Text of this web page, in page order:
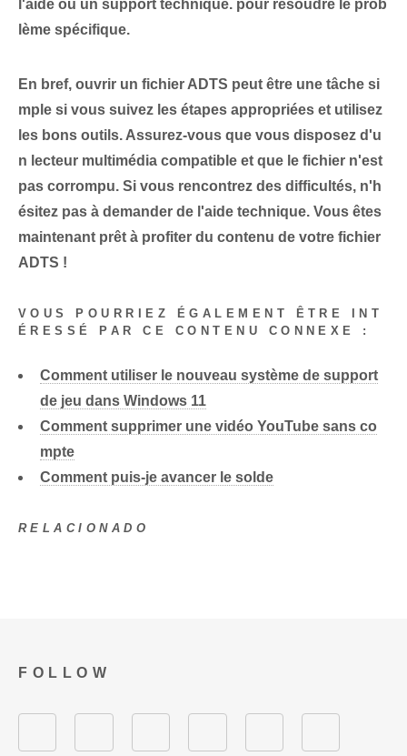
l'aide ou un support technique. pour résoudre le prob
lème spécifique.
En bref, ouvrir un fichier ADTS peut être une tâche si
mple si vous suivez les étapes appropriées et utilisez
les bons outils. Assurez-vous que vous disposez d'u
n lecteur multimédia compatible et que le fichier n'est
pas corrompu. Si vous rencontrez des difficultés, n'h
ésitez pas à demander de l'aide technique. Vous êtes
maintenant prêt à profiter⁢ du contenu de votre fichier
ADTS !
VOUS POURRIEZ ÉGALEMENT ÊTRE INT
ÉRESSÉ PAR CE CONTENU CONNEXE :
Comment utiliser le nouveau système de support
de jeu dans Windows 11
Comment supprimer une vidéo YouTube sans co
mpte
Comment puis-je avancer le solde
RELACIONADO
FOLLOW